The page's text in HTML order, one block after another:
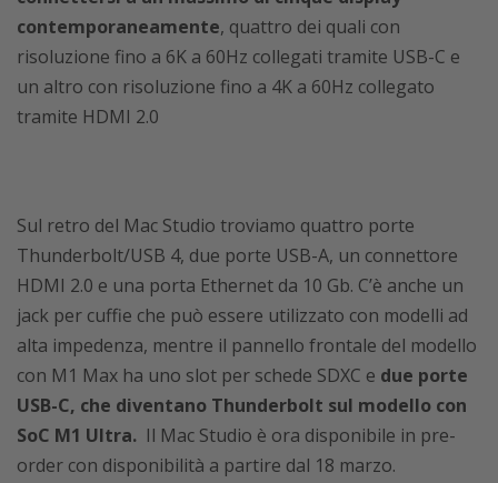
contemporaneamente, quattro dei quali con
risoluzione fino a 6K a 60Hz collegati tramite USB-C e
un altro con risoluzione fino a 4K a 60Hz collegato
tramite HDMI 2.0
Sul retro del Mac Studio troviamo quattro porte
Thunderbolt/USB 4, due porte USB-A, un connettore
HDMI 2.0 e una porta Ethernet da 10 Gb. C’è anche un
jack per cuffie che può essere utilizzato con modelli ad
alta impedenza, mentre il pannello frontale del modello
con M1 Max ha uno slot per schede SDXC e due porte
USB-C, che diventano Thunderbolt sul modello con
SoC M1 Ultra. Il Mac Studio è ora disponibile in pre-
order con disponibilità a partire dal 18 marzo.